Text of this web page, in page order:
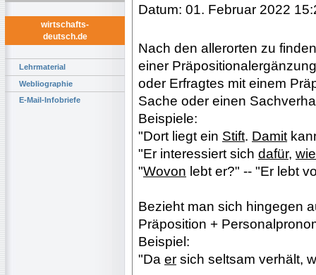
wirtschafts-
deutsch.de
Lehrmaterial
Webliographie
E-Mail-Infobriefe
Datum: 01. Februar 2022
Nach den allerorten zu
einer
oder Erfragtes mit einem
Sache oder einen
Beispiele:
"Dort liegt ein Stift. Damit
"Er interessiert sich dafür,
"Wovon lebt er?" -- "Er lebt
Bezieht man sich hingegen
Präposition +
Beispiel:
"Da er sich seltsam verhält,